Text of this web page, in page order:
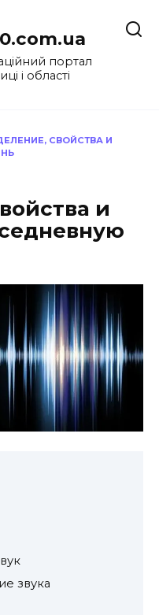
портал
і області
СВОЙСТВА И
и
звука